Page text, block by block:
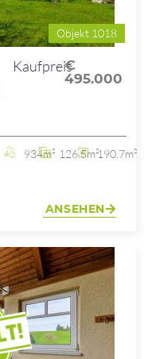
Objekt 1018
Kaufpreis
€
495.000
934m² 126.5m²190.7m²
ANSEHEN